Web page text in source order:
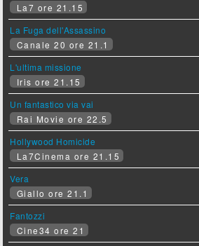
La7 ore 21.15
La Fuga dell'Assassino
Canale 20 ore 21.1
L'ultima missione
Iris ore 21.15
Un fantastico via vai
Rai Movie ore 22.5
Hollywood Homicide
La7Cinema ore 21.15
Vera
Giallo ore 21.1
Fantozzi
Cine34 ore 21